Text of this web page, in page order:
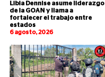
Libia Dennise asume liderazgo
de la GOAN y llama a
fortalecer el trabajo entre
estados
6 agosto, 2026